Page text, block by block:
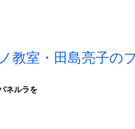
教室・田島亮子の
ネルラを